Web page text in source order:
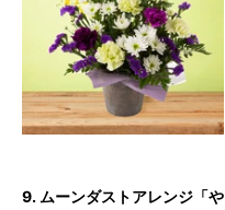
9. ムーンダストアレンジ「や